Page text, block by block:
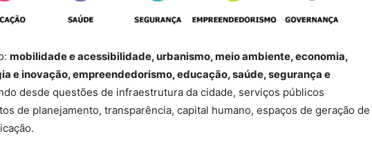
mobilidade e acessibilidade, urbanismo, meio ambiente, economia,
e inovação, empreendedorismo, educação, saúde, segurança e
desde questões de infraestrutura da cidade, serviços públicos
de planejamento, transparência, capital humano, espaços de geração de